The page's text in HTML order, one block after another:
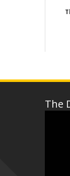
The